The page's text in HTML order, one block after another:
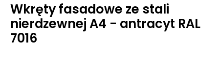
Wkręty fasadowe ze stali
nierdzewnej A4 - antracyt RAL
7016